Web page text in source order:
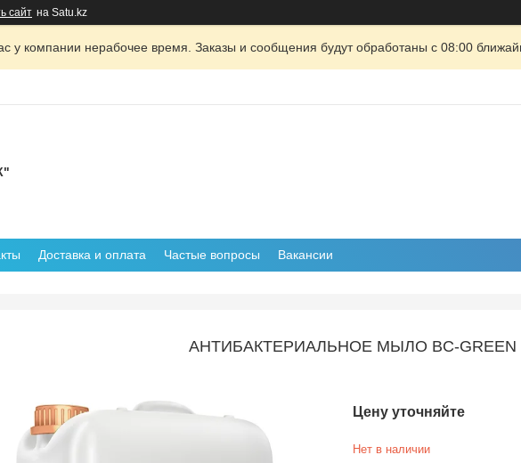
сайт на Satu.kz
у компании нерабочее время. Заказы и сообщения будут обработаны с 08:00
Доставка и оплата Частые вопросы Вакансии
АНТИБАКТЕРИАЛЬНОЕ МЫЛО BC-GREEN
Цену уточняйте
Нет в наличии